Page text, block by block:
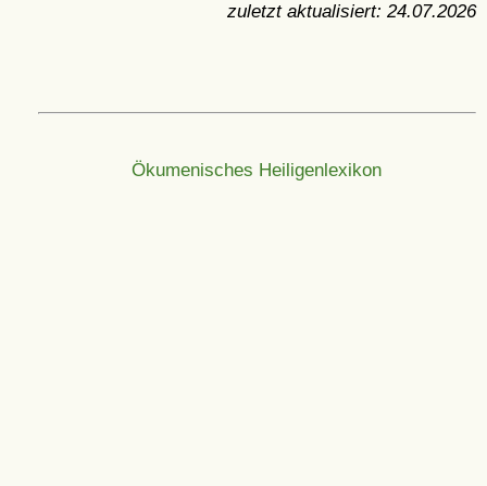
zuletzt aktualisiert: 24.07.2026
Ökumenisches Heiligenlexikon